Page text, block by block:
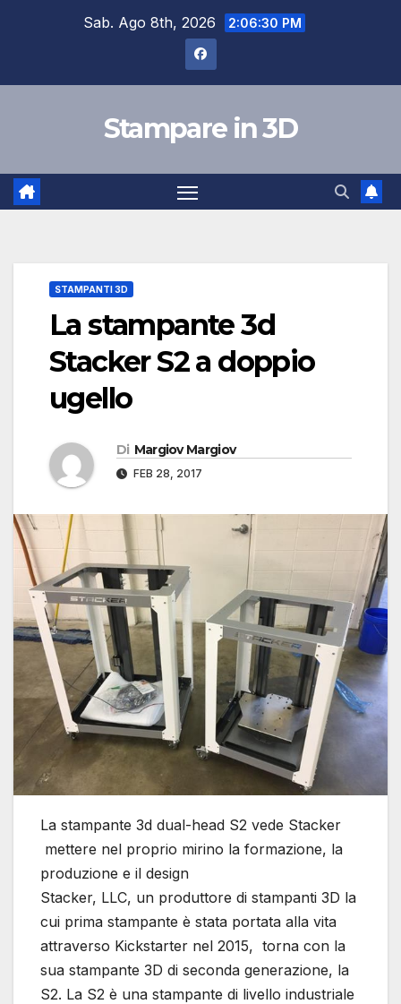
Sab. Ago 8th, 2026 2:06:31 PM
Stampare in 3D
STAMPANTI 3D
La stampante 3d
Stacker S2 a doppio
ugello
Di Margiov Margiov
FEB 28, 2017
La stampante 3d dual-head S2 vede Stacker
mettere nel proprio mirino la formazione, la
produzione e il design
Stacker, LLC, un produttore di stampanti 3D la
cui prima stampante è stata portata alla vita
attraverso Kickstarter nel 2015, torna con la
sua stampante 3D di seconda generazione, la
S2. La S2 è una stampante di livello industriale